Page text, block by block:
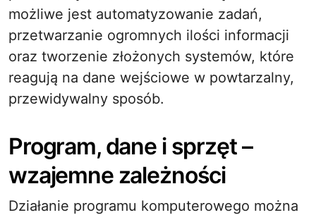
możliwe jest automatyzowanie zadań,
przetwarzanie ogromnych ilości informacji
oraz tworzenie złożonych systemów, które
reagują na dane wejściowe w powtarzalny,
przewidywalny sposób.
Program, dane i sprzęt –
wzajemne zależności
Działanie programu komputerowego można